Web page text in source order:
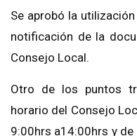
Se aprobó la
notificación de la
Consejo Local.
Otro de los puntos
horario del Consejo
9:00hrs a14:00hrs y de